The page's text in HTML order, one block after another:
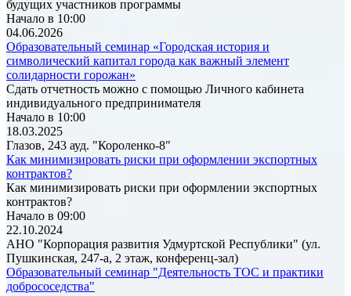
будущих участников программы
Начало в 10:00
04.06.2026
Образовательный семинар «Городская история и
символический капитал города как важный элемент
солидарности горожан»
Сдать отчетность можно с помощью Личного кабинета
индивидуального предпринимателя
Начало в 10:00
18.03.2025
Глазов, 243 ауд. "Короленко-8"
Как минимизировать риски при оформлении экспортных
контрактов?
Как минимизировать риски при оформлении экспортных
контрактов?
Начало в 09:00
22.10.2024
АНО "Корпорация развития Удмуртской Республики" (ул.
Пушкинская, 247-а, 2 этаж, конференц-зал)
Образовательный семинар "Деятельность ТОС и практики
добрососедства"